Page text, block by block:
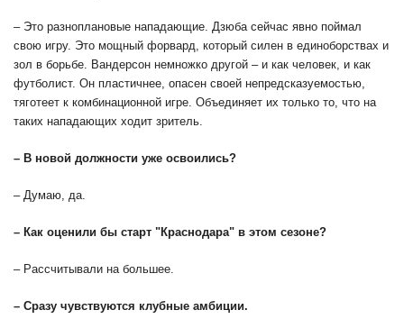
– Это разноплановые нападающие. Дзюба сейчас явно поймал
свою игру. Это мощный форвард, который силен в единоборствах и
зол в борьбе. Вандерсон немножко другой – и как человек, и как
футболист. Он пластичнее, опасен своей непредсказуемостью,
тяготеет к комбинационной игре. Объединяет их только то, что на
таких нападающих ходит зритель.
– В новой должности уже освоились?
– Думаю, да.
– Как оценили бы старт "Краснодара" в этом сезоне?
– Рассчитывали на большее.
– Сразу чувствуются клубные амбиции.